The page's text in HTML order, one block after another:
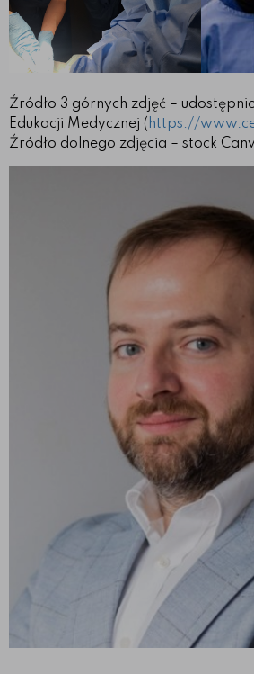
Źródło 3 górnych zdjęć –
Edukacji Medycznej ( https://
Źródło dolnego zdjęcia – stock